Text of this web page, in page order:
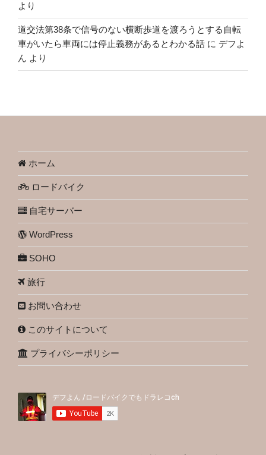
より
道交法第38条で信号のない横断歩道を渡ろうとする自転
車がいたら車両には停止義務があるとわかる話 に デフよ
ん より
ホーム
ロードバイク
自宅サーバー
WordPress
SOHO
旅行
お問い合わせ
このサイトについて
プライバシーポリシー